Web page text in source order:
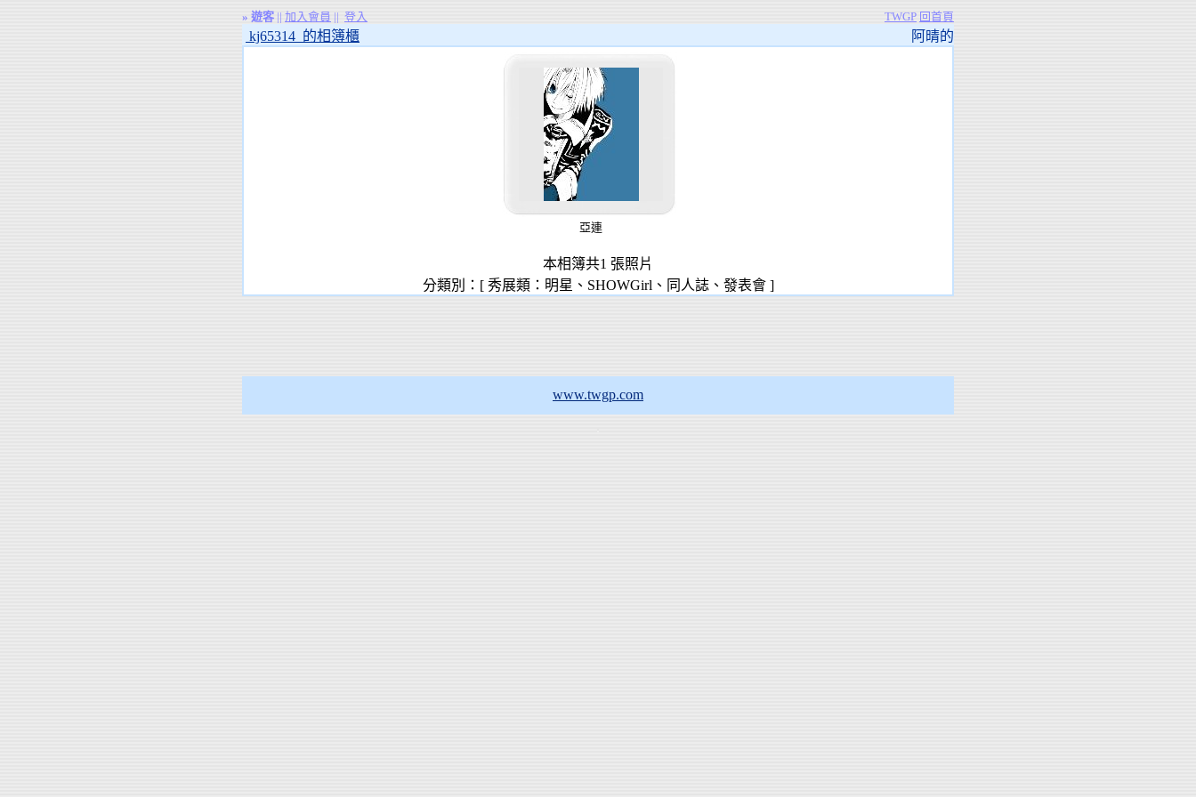
» 遊客 || 加入會員 || 登入 TWGP 回首頁
kj65314 的相簿櫃 阿晴的
亞連
本相簿共1 張照片
分類別：[ 秀展類：明星、SHOWGirl、同人誌、發表會 ]
www.twgp.com